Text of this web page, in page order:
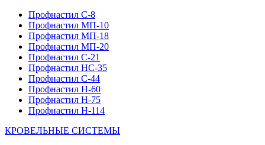
Профнастил С-8
Профнастил МП-10
Профнастил МП-18
Профнастил МП-20
Профнастил С-21
Профнастил НС-35
Профнастил С-44
Профнастил Н-60
Профнастил Н-75
Профнастил Н-114
КРОВЕЛЬНЫЕ СИСТЕМЫ